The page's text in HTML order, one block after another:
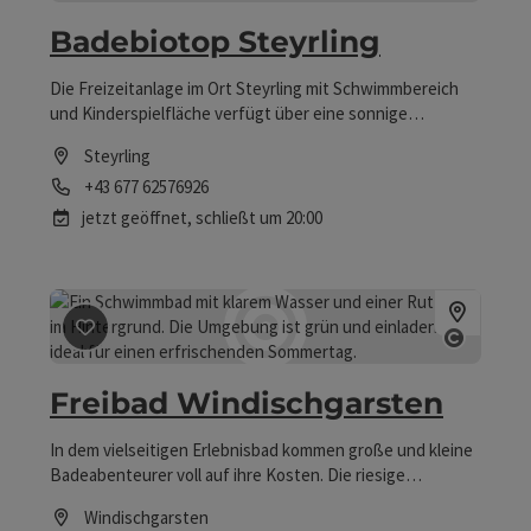
Badebiotop Steyrling
Die Freizeitanlage im Ort Steyrling mit Schwimmbereich
und Kinderspielfläche verfügt über eine sonnige
aufweist.Steyrling
Telefon
+43 677 62576926
jetzt geöffnet, schließt um 20:00
Beitrag merken: Freibad Windischgarsten
Freibad Windischgarsten
In dem vielseitigen Erlebnisbad kommen große und kleine
Badeabenteurer voll auf ihre Kosten. Die riesige
teilweise mit Holzliegen. „Rosifant", die Kinderrutsche, ist
Windischgarsten